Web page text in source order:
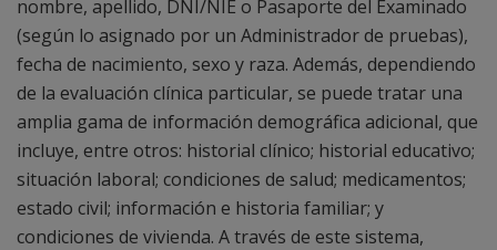
nombre, apellido, DNI/NIE o Pasaporte del Examinado
(según lo asignado por un Administrador de pruebas),
fecha de nacimiento, sexo y raza. Además, dependiendo
de la evaluación clínica particular, se puede tratar una
amplia gama de información demográfica adicional, que
incluye, entre otros: historial clínico; historial educativo;
situación laboral; condiciones de salud; medicamentos;
estado civil; información e historia familiar; y
condiciones de vivienda. A través de este sistema,